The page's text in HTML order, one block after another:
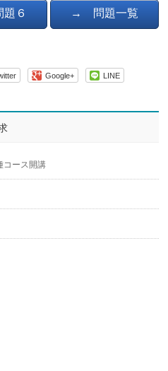
６ → 問題一覧
Google+ LINE
コース開講